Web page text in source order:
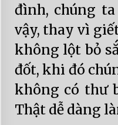
đình, chúng
vậy, thay vì
không lột bỏ
đốt, khi đó
không có thư
Thật dễ dàng